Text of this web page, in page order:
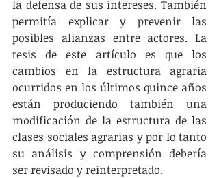
la defensa de sus intereses. También
permitía explicar y prevenir las
posibles alianzas entre actores. La
tesis de este artículo es que los
cambios en la estructura agraria
ocurridos en los últimos quince años
están produciendo también una
modificación de la estructura de las
clases sociales agrarias y por lo tanto
su análisis y comprensión debería
ser revisado y reinterpretado.